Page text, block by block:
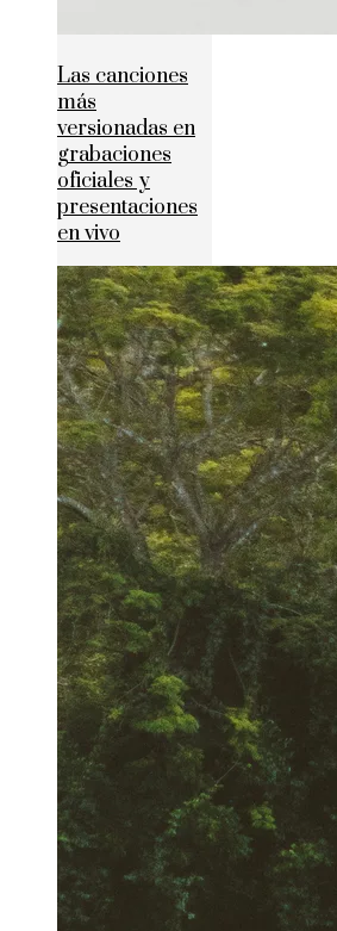
Las canciones
más
versionadas en
grabaciones
oficiales y
presentaciones
en vivo